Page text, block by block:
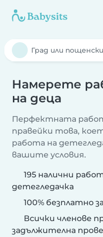
Намерете
на деца
Перфектната
правейки това,
работа на
вашите условия.
195 налични
детегледачка
100% безплатно
Всички членове
задължителна